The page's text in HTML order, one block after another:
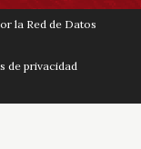
la Red de Datos
de privacidad